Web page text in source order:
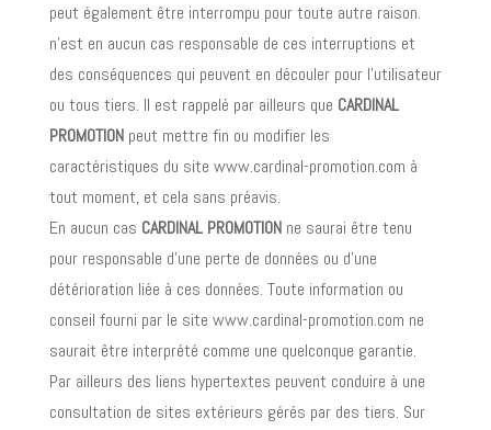
peut également être interrompu pour toute autre raison.
n’est en aucun cas responsable de ces interruptions et
des conséquences qui peuvent en découler pour l’utilisateur
ou tous tiers. Il est rappelé par ailleurs que CARDINAL
PROMOTION peut mettre fin ou modifier les
caractéristiques du site www.cardinal-promotion.com à
tout moment, et cela sans préavis.
En aucun cas CARDINAL PROMOTION ne saurai être tenu
pour responsable d’une perte de données ou d’une
détérioration liée à ces données. Toute information ou
conseil fourni par le site www.cardinal-promotion.com ne
saurait être interprété comme une quelconque garantie.
Par ailleurs des liens hypertextes peuvent conduire à une
consultation de sites extérieurs gérés par des tiers. Sur